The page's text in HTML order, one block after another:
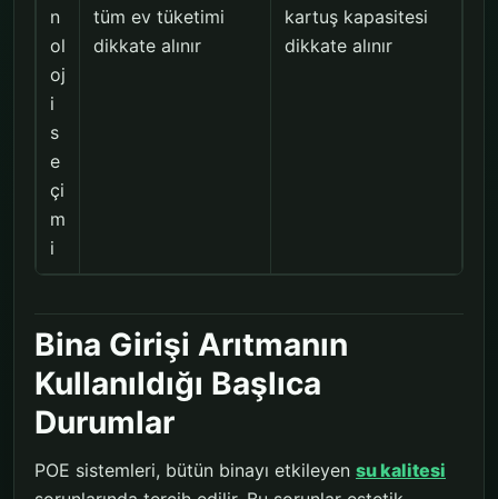
n
ol
oj
i
s
e
çi
m
i
tüm ev tüketimi
dikkate alınır
kartuş kapasitesi
dikkate alınır
Bina Girişi Arıtmanın
Kullanıldığı Başlıca
Durumlar
POE sistemleri, bütün binayı etkileyen su kalitesi